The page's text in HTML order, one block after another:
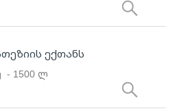
ექთანს
- 1500 ლ